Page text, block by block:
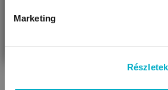
Marketing
Baba párnák
VÁRANDÓS